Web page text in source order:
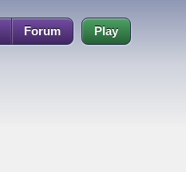
Forum Play